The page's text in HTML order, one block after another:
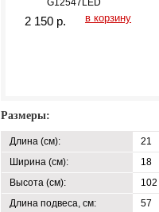
G12547LED
2 150 р. в корзину
Размеры:
Длина (см):
21
Ширина (см):
18
Высота (см):
102
Длина подвеса, см:
57